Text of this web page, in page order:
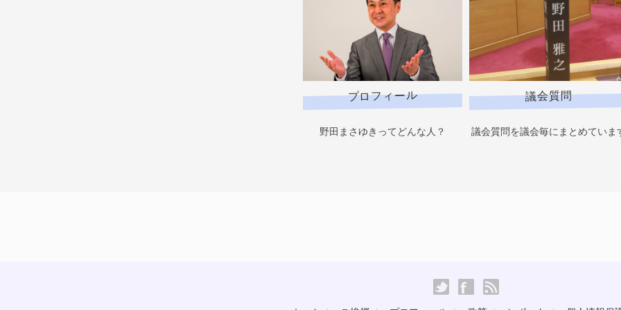
プロフィール
野田まさゆきってどんな人？
議会質問
議会質問を議会毎にまとめていま